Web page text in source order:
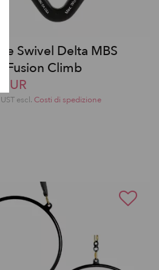
Swivel Delta MBS
- Fusion Climb
escl. Costi di spedizione